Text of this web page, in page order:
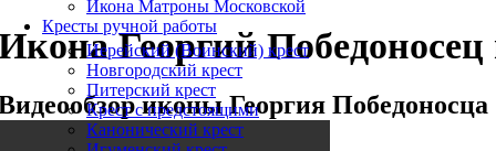
Икона Матроны Московской
Кресты ручной работы
Иерейский (Воинский) крест
Новгородский крест
Питерский крест
Крест с предстоящими
Канонический крест
Георгий
иконы Георгия Победоносца